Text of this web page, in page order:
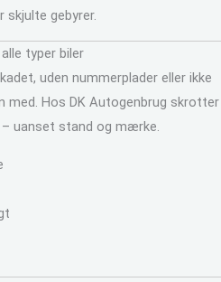
skjulte gebyrer.
typer biler
uden nummerplader eller ikke
med. Hos DK Autogenbrug skrotter
– uanset stand og mærke.